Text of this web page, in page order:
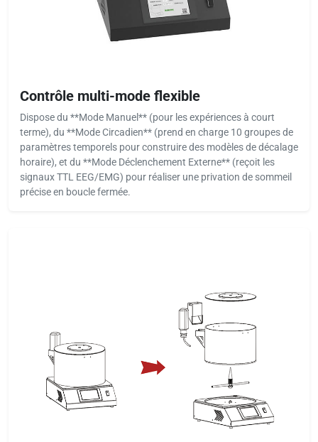
Contrôle multi-mode flexible
Dispose du **Mode Manuel** (pour les expériences à court
terme), du **Mode Circadien** (prend en charge 10 groupes de
paramètres temporels pour construire des modèles de décalage
horaire), et du **Mode Déclenchement Externe** (reçoit les
signaux TTL EEG/EMG) pour réaliser une privation de sommeil
précise en boucle fermée.